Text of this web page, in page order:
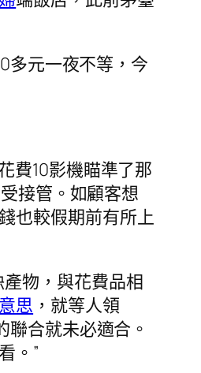
多元一夜不等，今
費10影機瞄準了那
接管。如顧客想
也較假期前有所上
物，與花費品相
思 ，就等人領
合就未必適合。
。”